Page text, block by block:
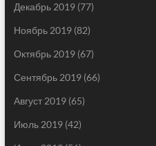
Декабрь 2019(77)
Ноябрь 2019(82)
Октябрь 2019(67)
Сентябрь 2019(66)
Август 2019(65)
Июль 2019(42)